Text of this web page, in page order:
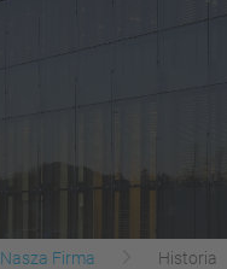
Nasza Firma Historia